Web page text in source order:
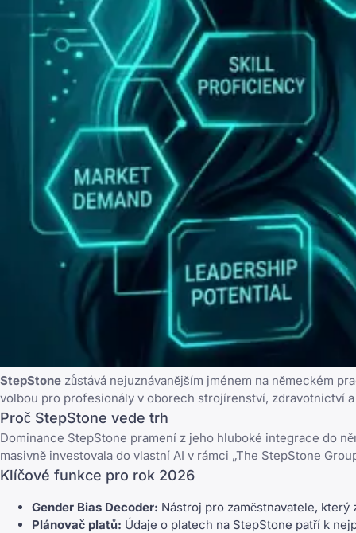
StepStone zůstává nejuznávanějším jménem na německém
volbou pro profesionály v oborech strojírenství, zdravotnictví a
Proč StepStone vede trh
Dominance StepStone pramení z jeho hluboké integrace do
masivně investovala do vlastní AI v rámci „The StepStone
Klíčové funkce pro rok 2026
Gender Bias Decoder: Nástroj pro zaměstnavatele,
Plánovač platů: Údaje o platech na StepStone patří k